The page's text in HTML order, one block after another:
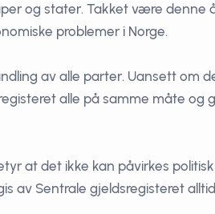
og stater. Takket være denne
problemer i Norge.
av alle parter. Uansett om
alle på samme måte og
at det ikke kan påvirkes
av Sentrale gjeldsregisteret